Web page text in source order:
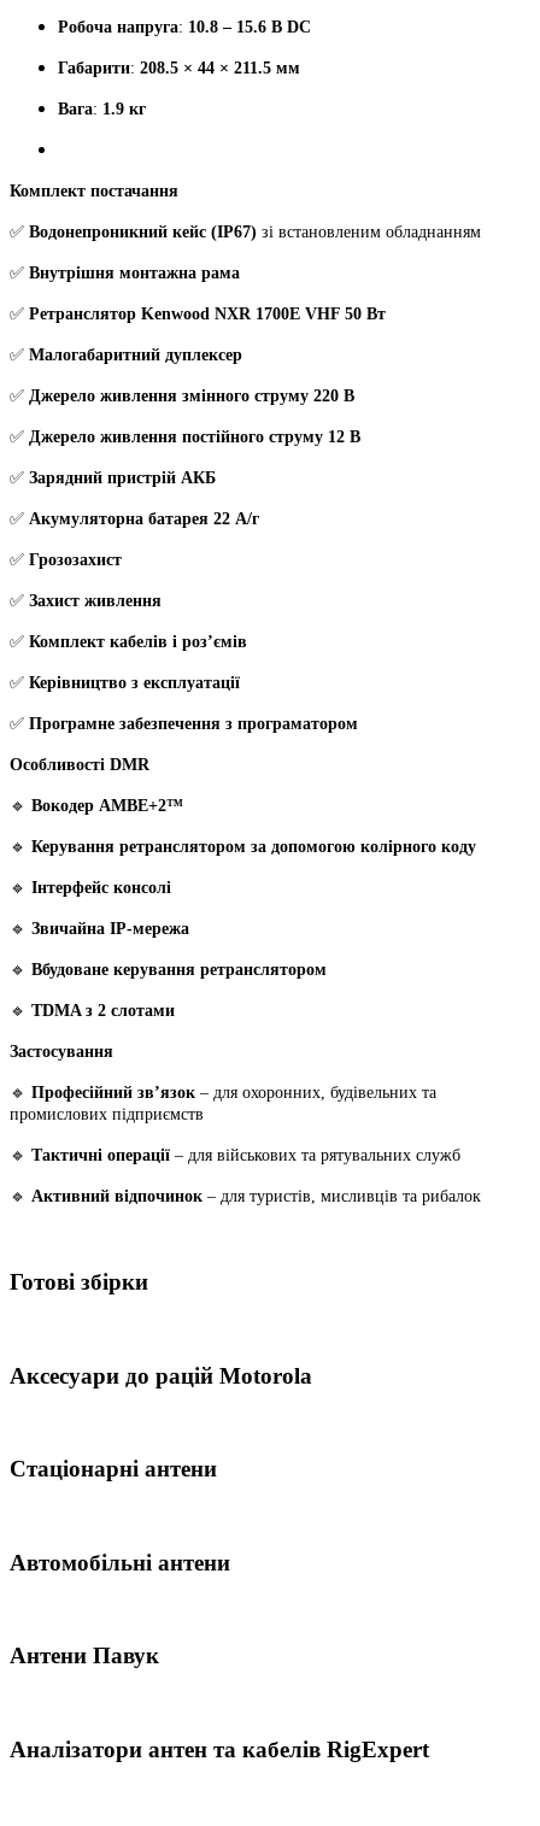
Робоча напруга: 10.8 – 15.6 В DC
Габарити: 208.5 × 44 × 211.5 мм
Вага: 1.9 кг
Комплект постачання
✅ Водонепроникний кейс (IP67) зі встановленим обладнанням
✅ Внутрішня монтажна рама
✅ Ретранслятор Kenwood NXR 1700E VHF 50 Вт
✅ Малогабаритний дуплексер
✅ Джерело живлення змінного струму 220 В
✅ Джерело живлення постійного струму 12 В
✅ Зарядний пристрій АКБ
✅ Акумуляторна батарея 22 А/г
✅ Грозозахист
✅ Захист живлення
✅ Комплект кабелів і роз’ємів
✅ Керівництво з експлуатації
✅ Програмне забезпечення з програматором
Особливості DMR
🔹 Вокодер AMBE+2™
🔹 Керування ретранслятором за допомогою колірного коду
🔹 Інтерфейс консолі
🔹 Звичайна IP-мережа
🔹 Вбудоване керування ретранслятором
🔹 TDMA з 2 слотами
Застосування
🔹 Професійний зв’язок – для охоронних, будівельних та
промислових підприємств
🔹 Тактичні операції – для військових та рятувальних служб
🔹 Активний відпочинок – для туристів, мисливців та рибалок
Готові збірки
Аксесуари до рацій Motorola
Стаціонарні антени
Автомобільні антени
Антени Павук
Аналізатори антен та кабелів RigExpert